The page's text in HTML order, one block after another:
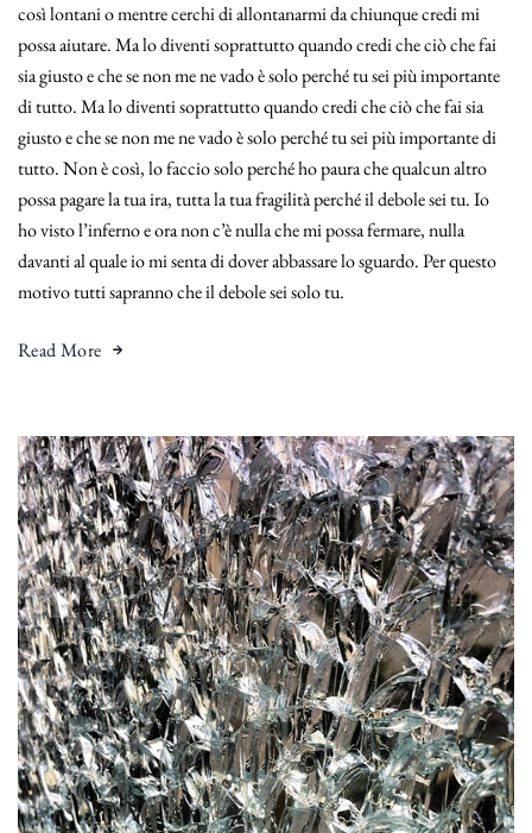
così lontani o mentre cerchi di allontanarmi da chiunque credi mi
possa aiutare. Ma lo diventi soprattutto quando credi che ciò che fai
sia giusto e che se non me ne vado è solo perché tu sei più importante
di tutto. Ma lo diventi soprattutto quando credi che ciò che fai sia
giusto e che se non me ne vado è solo perché tu sei più importante di
tutto. Non è così, lo faccio solo perché ho paura che qualcun altro
possa pagare la tua ira, tutta la tua fragilità perché il debole sei tu. Io
ho visto l’inferno e ora non c’è nulla che mi possa fermare, nulla
davanti al quale io mi senta di dover abbassare lo sguardo. Per questo
motivo tutti sapranno che il debole sei solo tu.
Read More